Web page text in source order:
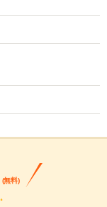
(無料)